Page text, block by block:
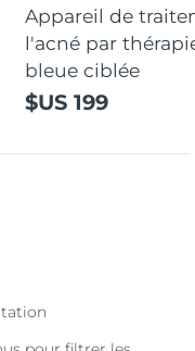
Appareil de
l'acné par
bleue ciblée
$US 199